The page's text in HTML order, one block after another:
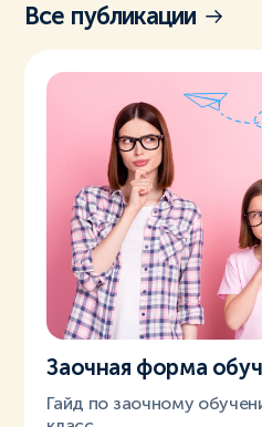
Все публикации
Заочная форма
Гайд по заочному